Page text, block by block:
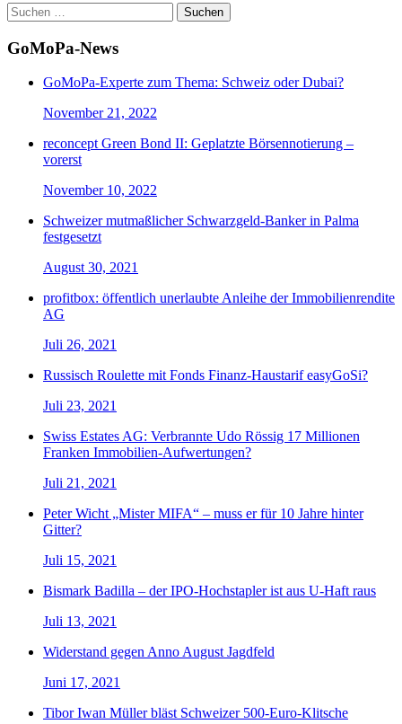
Suchen
nach:
GoMoPa-News
GoMoPa-Experte zum Thema: Schweiz oder Dubai?
November 21, 2022
reconcept Green Bond II: Geplatzte Börsennotierung –
vorerst
November 10, 2022
Schweizer mutmaßlicher Schwarzgeld-Banker in Palma
festgesetzt
August 30, 2021
profitbox: öffentlich unerlaubte Anleihe der Immobilienrendite
AG
Juli 26, 2021
Russisch Roulette mit Fonds Finanz-Haustarif easyGoSi?
Juli 23, 2021
Swiss Estates AG: Verbrannte Udo Rössig 17 Millionen
Franken Immobilien-Aufwertungen?
Juli 21, 2021
Peter Wicht „Mister MIFA“ – muss er für 10 Jahre hinter
Gitter?
Juli 15, 2021
Bismark Badilla – der IPO-Hochstapler ist aus U-Haft raus
Juli 13, 2021
Widerstand gegen Anno August Jagdfeld
Juni 17, 2021
Tibor Iwan Müller bläst Schweizer 500-Euro-Klitsche